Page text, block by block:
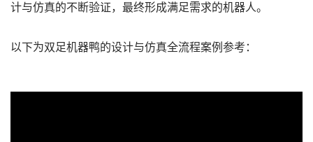
计与仿真的不断验证，最终形成满足需求的机器人。
以下为双足机器鸭的设计与仿真全流程案例参考：